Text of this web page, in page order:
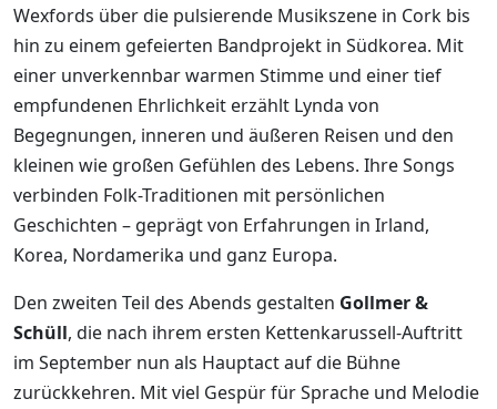
Wexfords über die pulsierende Musikszene in Cork bis
hin zu einem gefeierten Bandprojekt in Südkorea. Mit
einer unverkennbar warmen Stimme und einer tief
empfundenen Ehrlichkeit erzählt Lynda von
Begegnungen, inneren und äußeren Reisen und den
kleinen wie großen Gefühlen des Lebens. Ihre Songs
verbinden Folk-Traditionen mit persönlichen
Geschichten – geprägt von Erfahrungen in Irland,
Korea, Nordamerika und ganz Europa.
Den zweiten Teil des Abends gestalten Gollmer &
Schüll, die nach ihrem ersten Kettenkarussell-Auftritt
im September nun als Hauptact auf die Bühne
zurückkehren. Mit viel Gespür für Sprache und Melodie